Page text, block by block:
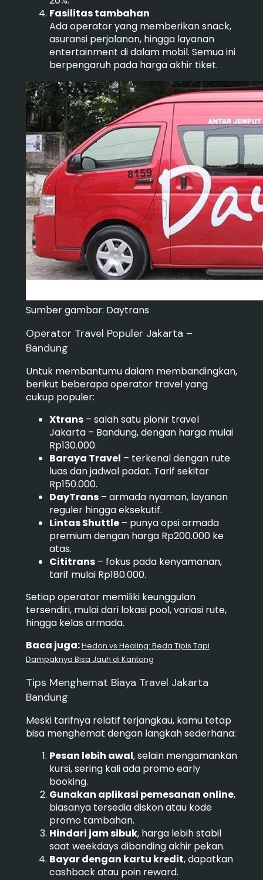
Fasilitas tambahan
Ada operator yang memberikan snack,
asuransi perjalanan, hingga layanan
entertainment di dalam mobil. Semua ini
berpengaruh pada harga akhir tiket.
Sumber gambar: Daytrans
Operator Travel Populer Jakarta –
Bandung
Untuk membantumu dalam membandingkan,
berikut beberapa operator travel yang
cukup populer:
Xtrans– salah satu pionir travel
Jakarta – Bandung, dengan harga mulai
Rp130.000.
Baraya Travel – terkenal dengan rute
luas dan jadwal padat. Tarif sekitar
Rp150.000.
DayTrans– armada nyaman, layanan
reguler hingga eksekutif.
Lintas Shuttle– punya opsi armada
premium dengan harga Rp200.000 ke
atas.
Cititrans– fokus pada kenyamanan,
tarif mulai Rp180.000.
Setiap operator memiliki keunggulan
tersendiri, mulai dari lokasi pool, variasi rute,
hingga kelas armada.
Baca juga:Hedon vs Healing: Beda Tipis Tapi
Dampaknya Bisa Jauh di Kantong
Tips Menghemat Biaya Travel Jakarta
Bandung
Meski tarifnya relatif terjangkau, kamu tetap
bisa menghemat dengan langkah sederhana:
Pesan lebih awal, selain mengamankan
kursi, sering kali ada promo early
booking.
Gunakan aplikasi pemesanan online,
biasanya tersedia diskon atau kode
promo tambahan.
Hindari jam sibuk, harga lebih stabil
saat weekdays dibanding akhir pekan.
Bayar dengan kartu kredit, dapatkan
cashback atau poin reward.